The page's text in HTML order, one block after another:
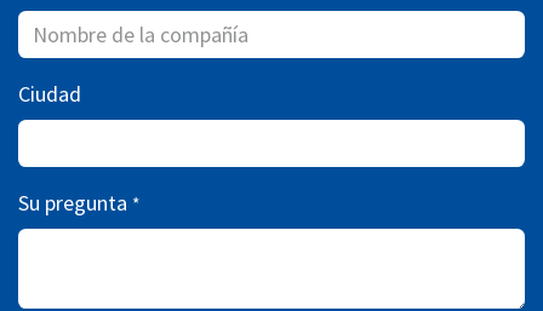
Ciudad
Su pregunta *